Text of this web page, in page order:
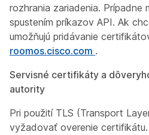
rozhrania zariadenia.
spustením príkazov API. Ak
umožňujú pridávanie
roomos.cisco.com .
Servisné certifikáty a
autority
Pri použití TLS (Transport
vyžadovať overenie